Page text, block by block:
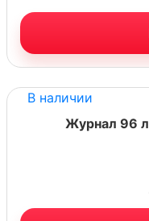
В наличии
Журнал 96